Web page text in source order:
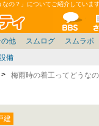
の？」についてご紹介しています
マンションコミュニ
全
葉 埼玉 茨城 札幌
北/北陸/信越 名古屋/東海
評価 見学記
雑談 マンション質問
の他
告 バトル 家具 ニュース
スムログ
音 マンション管理 ノウ
スムラボ
国 九州 その他
愛知県 大阪府 兵庫県
備
梅雨時の着工ってどうなの